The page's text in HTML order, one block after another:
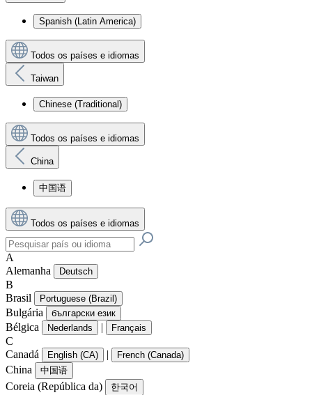
Spanish (Latin America)
Todos os países e idiomas
Taiwan
Chinese (Traditional)
Todos os países e idiomas
China
中国语
Todos os países e idiomas
A
Alemanha
Deutsch
B
Brasil
Portuguese (Brazil)
Bulgária български език
Bélgica Nederlands | Français
C
Canadá
English (CA) | French (Canada)
China 中国语
Coreia (República da) 한국어